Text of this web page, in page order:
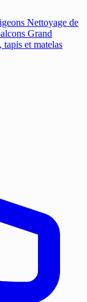
Nettoyage de
Grand
tapis et matelas